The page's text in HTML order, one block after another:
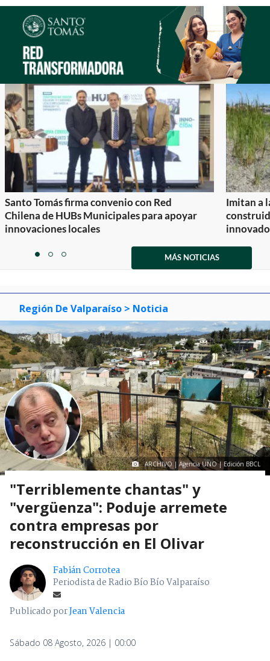
Santo Tomás firma convenio con Red
Chilena de HUBs Municipales para apoyar
innovaciones locales
Imitan a
itemitemitem
MÁS NOTICIAS
Región De Valparaíso > Noticia
ARCHIVO | Agencia UNO | Edición BBCL
"Terriblemente chantas" y
"vergüenza": Poduje arremete
contra empresas por
reconstrucción en El Olivar
Fabián Corrotea
Periodista de Radio Bío Bío Valparaíso
Publicado porJean Valencia
Sábado 08 Agosto, 2026 | 00:00